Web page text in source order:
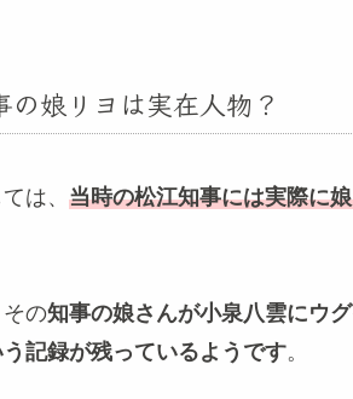
の娘リヨは実在人物？
は、 当時の松江知事には実際に
の知事の娘さんが小泉八雲にウグ
う記録が残っているようです。